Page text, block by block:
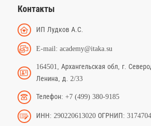
Контакты
ИП Лудков А.С.
E-mail: academy@itaka.su
164501, Архангельская обл, г.
Ленина, д. 2/33
Телефон: +7 (499) 380-9185
ИНН: 290220613020 ОГРНИП: